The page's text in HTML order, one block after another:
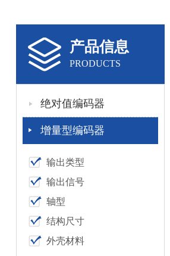
产品信息
PRODUCTS
绝对值编码器
增量型编码器
输出类型
输出信号
轴型
结构尺寸
外壳材料